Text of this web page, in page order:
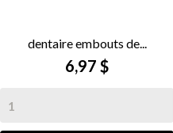
dentaire embouts de...
6,97 $